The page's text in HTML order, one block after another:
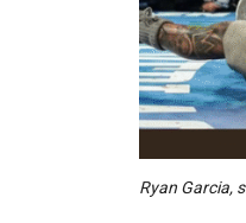
Ryan Garcia,